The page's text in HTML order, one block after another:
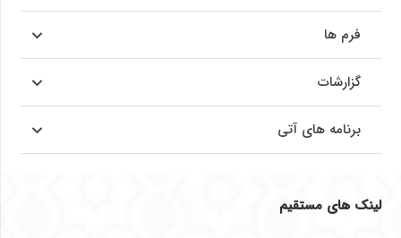
فرم ها
گزارشات
برنامه های آتی
لینک های مستقیم